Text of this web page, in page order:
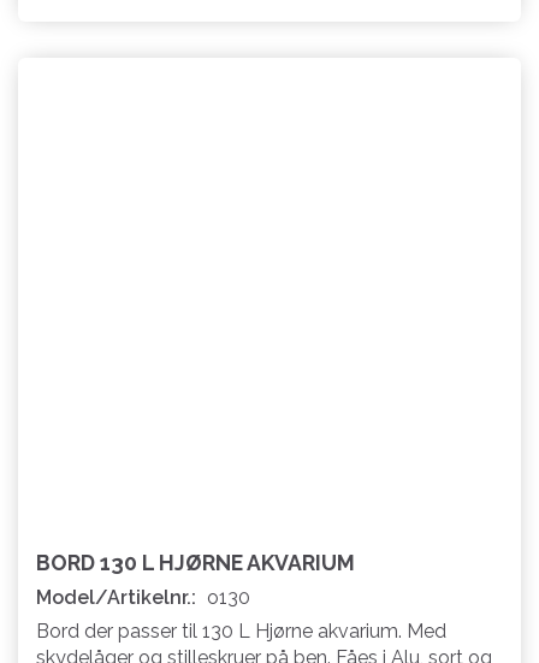
BORD 130 L HJØRNE AKVARIUM
Model/Artikelnr.: o130
Bord der passer til 130 L Hjørne akvarium. Med
skydelåger og stilleskruer på ben. Fåes i Alu, sort og